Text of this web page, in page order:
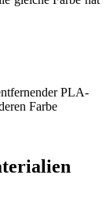
PLA-
Farbe